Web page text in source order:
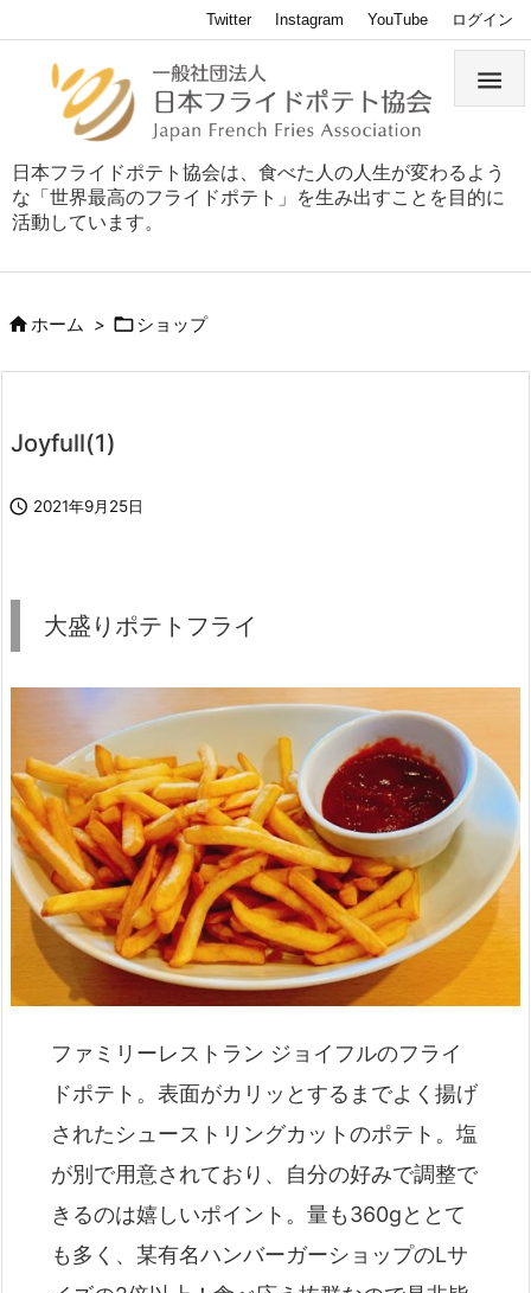
日本フライドポテト協会は、食べた人の人生が変わるよう
な「世界最高のフライドポテト」を生み出すことを目的に
活動しています。

Twitter Instagram YouTube ログイン
ホーム > ショップ
Joyfull(1)
 2021年9月25日
大盛りポテトフライ
ファミリーレストラン ジョイフルのフライ
ドポテト。表面がカリッとするまでよく揚げ
されたシューストリングカットのポテト。塩
が別で用意されており、自分の好みで調整で
きるのは嬉しいポイント。量も360gととて
も多く、某有名ハンバーガーショップのLサ